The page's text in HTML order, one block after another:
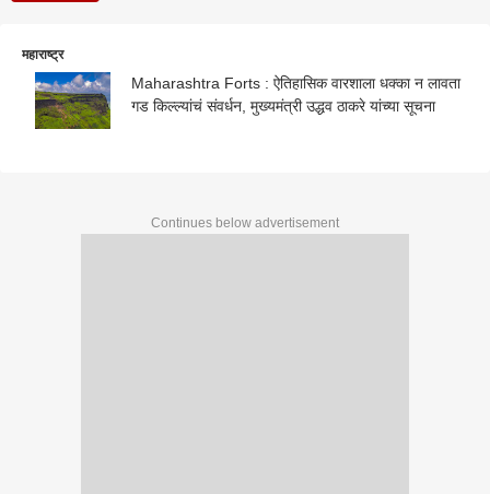
महाराष्ट्र
Maharashtra Forts : ऐतिहासिक वारशाला धक्का न लावता
गड किल्ल्यांचं संवर्धन, मुख्यमंत्री उद्धव ठाकरे यांच्या सूचना
Continues below advertisement